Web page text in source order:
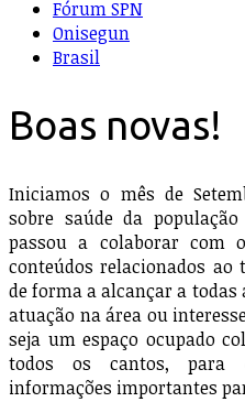
Fórum SPN
Onisegun
Brasil
Boas novas!
Iniciamos o mês de
sobre saúde da
passou a colaborar com
conteúdos relacionados ao
de forma a alcançar a todas
atuação na área ou
seja um espaço ocupado
todos os cantos, para
informações importantes